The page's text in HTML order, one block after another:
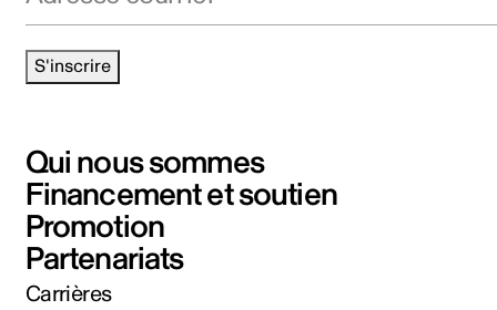
S'inscrire
Qui nous sommes
Financement et soutien
Promotion
Partenariats
Carrières